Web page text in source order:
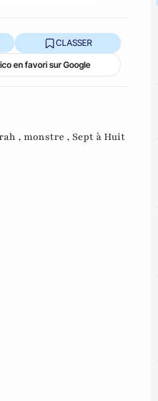
CLASSER
en favori sur Google
, monstre , Sept à Huit